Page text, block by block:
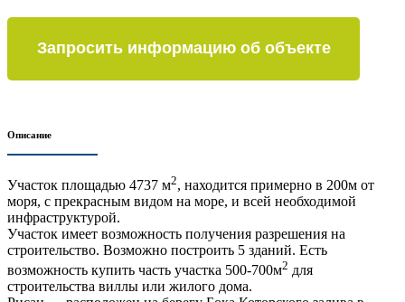
Запросить информацию об объекте
Описание
Участок площадью 4737 м2, находится примерно в 200м от
моря, с прекрасным видом на море, и всей необходимой
инфраструктурой.
Участок имеет возможность получения разрешения на
строительство. Возможно построить 5 зданий. Есть
возможность купить часть участка 500-700м2 для
строительства виллы или жилого дома.